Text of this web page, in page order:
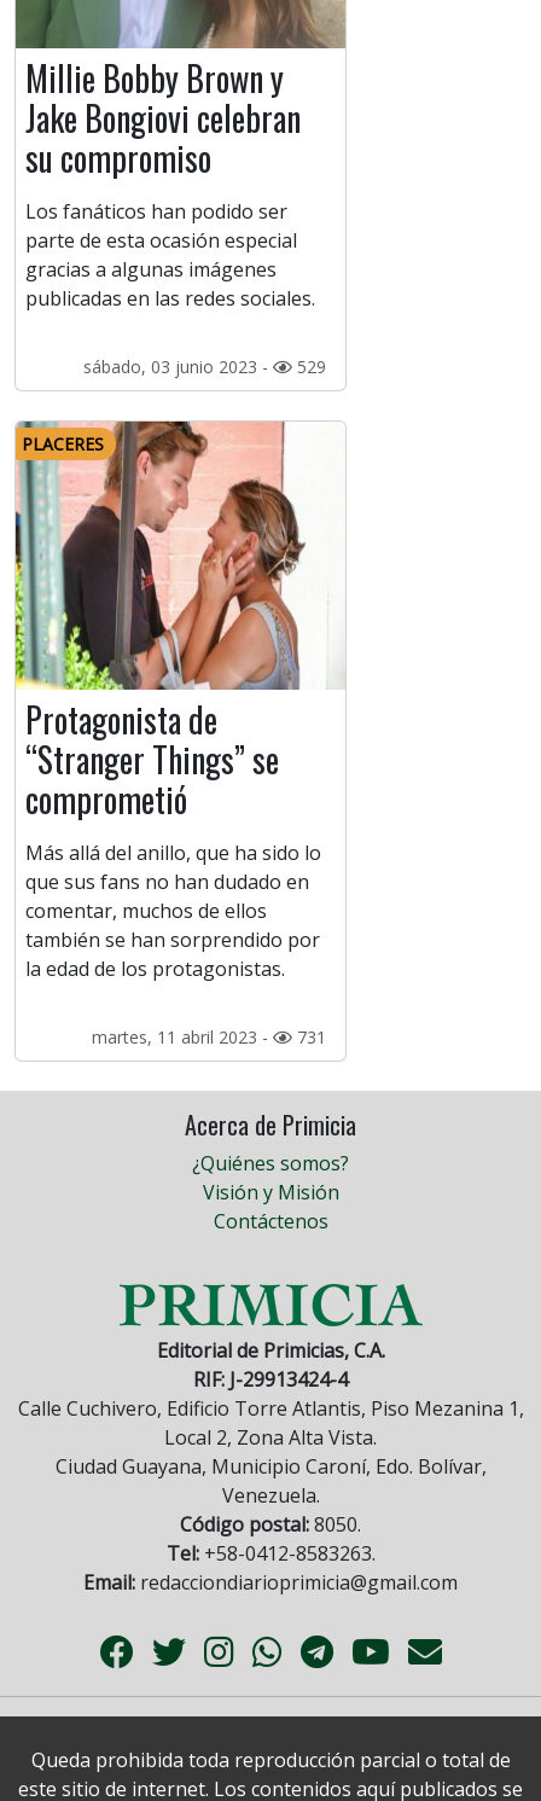
Millie Bobby Brown y
Jake Bongiovi celebran
su compromiso
Los fanáticos han podido ser
parte de esta ocasión especial
gracias a algunas imágenes
publicadas en las redes sociales.
sábado, 03 junio 2023 - 529
PLACERES
Protagonista de
“Stranger Things” se
comprometió
Más allá del anillo, que ha sido lo
que sus fans no han dudado en
comentar, muchos de ellos
también se han sorprendido por
la edad de los protagonistas.
martes, 11 abril 2023 - 731
Acerca de Primicia
¿Quiénes somos?
Visión y Misión
Contáctenos
Editorial de Primicias, C.A.
RIF: J-29913424-4
Calle Cuchivero, Edificio Torre Atlantis, Piso Mezanina 1,
Local 2, Zona Alta Vista.
Ciudad Guayana, Municipio Caroní, Edo. Bolívar,
Venezuela.
Código postal:8050.
Tel:+58-0412-8583263.
Email: redacciondiarioprimicia@gmail.com
Queda prohibida toda reproducción parcial o total de
este sitio de internet. Los contenidos aquí publicados se